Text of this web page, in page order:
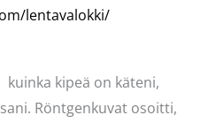
lentavalokki/
kuinka kipeä on käteni,
Röntgenkuvat osoitti,